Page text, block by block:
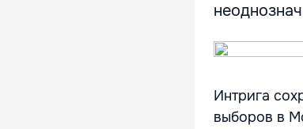
Интрига
выборов в